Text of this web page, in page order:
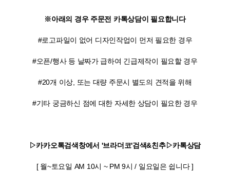
※아래의 경우 주문전 카톡상담이 필요합니다
#로고파일이 없어 디자인작업이 먼저 필요한 경우
#오픈/행사 등 날짜가 급하여 긴급제작이 필요할 경우
#20개 이상, 또는 대량 주문시 별도의 견적을 위해
#기타 궁금하신 점에 대한 자세한 상담이 필요한 경우
▷카카오톡검색창에서 '브라더코'검색&친추▷카톡상담
[ 월~토요일 AM 10시 ~ PM 9시 / 일요일은 쉽니다 ]